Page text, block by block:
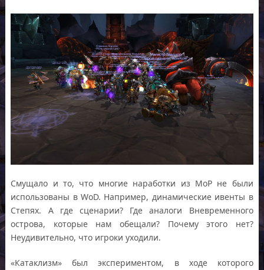
Смущало и то, что многие наработки из МоР не были
использованы в WoD. Например, динамические ивенты в
Степях. А где сценарии? Где аналоги Вневременного
острова, которые нам обещали? Почему этого нет?
Неудивительно, что игроки уходили.
«Катаклизм» был экспериментом, в ходе которого